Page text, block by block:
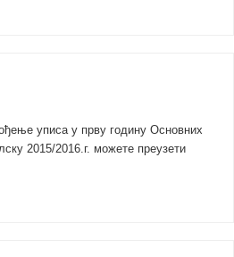
уписа у прву годину Основних
2015/2016.г. можете преузети